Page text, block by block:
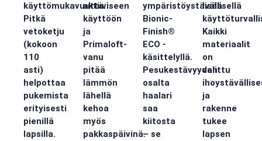
käyttömukavuutta.
Pitkä
vetoketju
(kokoon
110
asti)
helpottaa
pukemista
erityisesti
pienillä
lapsilla.
aktiiviseen
käyttöön
ja
Primaloft-
vanu
pitää
lämmön
lähellä
kehoa
myös
pakkaspäivinä.
ympäristöystävällisellä
Bionic-
Finish®
ECO -
käsittelyllä.
Pesukestävyyden
osalta
haalari
saa
kiitosta
– se
lisää
Kaikki
materiaalit
on
valittu
ja
rakenne
tukee
lapsen